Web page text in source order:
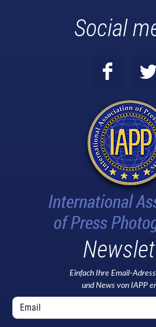
Social
Einfach Ihre Email-
und News von IAPP